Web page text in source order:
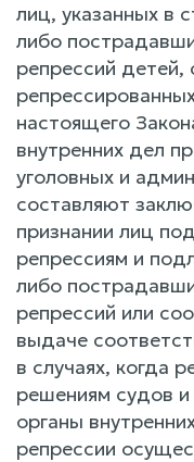
лиц, указанных в
либо
репрессий детей,
настоящего
внутренних дел
уголовных и
составляют
признании лиц
репрессиям и
либо
репрессий или
выдаче
в случаях, когда
решениям судов
органы
репрессии